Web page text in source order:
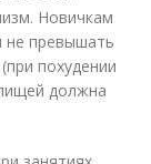
Новичкам
не превышать
похудении
должна